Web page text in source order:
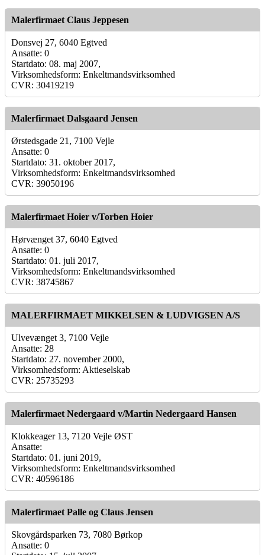
Malerfirmaet Claus Jeppesen
Donsvej 27, 6040 Egtved
Ansatte: 0
Startdato: 08. maj 2007,
Virksomhedsform: Enkeltmandsvirksomhed
CVR: 30419219
Malerfirmaet Dalsgaard Jensen
Ørstedsgade 21, 7100 Vejle
Ansatte: 0
Startdato: 31. oktober 2017,
Virksomhedsform: Enkeltmandsvirksomhed
CVR: 39050196
Malerfirmaet Hoier v/Torben Hoier
Hørvænget 37, 6040 Egtved
Ansatte: 0
Startdato: 01. juli 2017,
Virksomhedsform: Enkeltmandsvirksomhed
CVR: 38745867
MALERFIRMAET MIKKELSEN & LUDVIGSEN A/S
Ulvevænget 3, 7100 Vejle
Ansatte: 28
Startdato: 27. november 2000,
Virksomhedsform: Aktieselskab
CVR: 25735293
Malerfirmaet Nedergaard v/Martin Nedergaard Hansen
Klokkeager 13, 7120 Vejle ØST
Ansatte:
Startdato: 01. juni 2019,
Virksomhedsform: Enkeltmandsvirksomhed
CVR: 40596186
Malerfirmaet Palle og Claus Jensen
Skovgårdsparken 73, 7080 Børkop
Ansatte: 0